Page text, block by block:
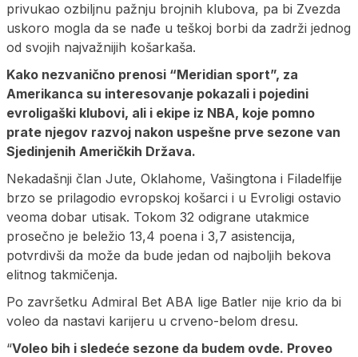
privukao ozbiljnu pažnju brojnih klubova, pa bi Zvezda
uskoro mogla da se nađe u teškoj borbi da zadrži jednog
od svojih najvažnijih košarkaša.
Kako nezvanično prenosi “Meridian sport”, za
Amerikanca su interesovanje pokazali i pojedini
evroligaški klubovi, ali i ekipe iz NBA, koje pomno
prate njegov razvoj nakon uspešne prve sezone van
Sjedinjenih Američkih Država.
Nekadašnji član Jute, Oklahome, Vašingtona i Filadelfije
brzo se prilagodio evropskoj košarci i u Evroligi ostavio
veoma dobar utisak. Tokom 32 odigrane utakmice
prosečno je beležio 13,4 poena i 3,7 asistencija,
potvrdivši da može da bude jedan od najboljih bekova
elitnog takmičenja.
Po završetku Admiral Bet ABA lige Batler nije krio da bi
voleo da nastavi karijeru u crveno-belom dresu.
“Voleo bih i sledeće sezone da budem ovde. Proveo